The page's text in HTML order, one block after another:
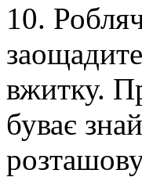
10.
вжитку.
буває